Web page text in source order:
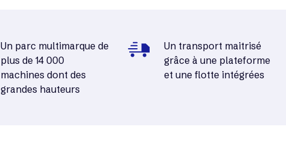
Un parc multimarque de
plus de 14 000
machines dont des
grandes hauteurs
Un transport maitrisé
grâce à une plateforme
et une flotte intégrées